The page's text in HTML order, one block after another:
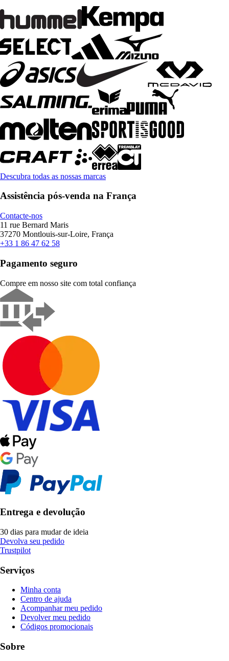
Descubra todas as nossas marcas
Assistência pós-venda na França
Contacte-nos
11 rue Bernard Maris
37270 Montlouis-sur-Loire, França
+33 1 86 47 62 58
Pagamento seguro
Compre em nosso site com total confiança
Entrega e devolução
30 dias para mudar de ideia
Devolva seu pedido
Trustpilot
Serviços
Minha conta
Centro de ajuda
Acompanhar meu pedido
Devolver meu pedido
Códigos promocionais
Sobre